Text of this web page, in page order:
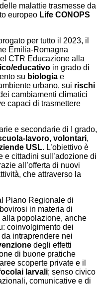
malattie trasmesse da
europeo Life CONOPS
per tutto il 2023, il
Emilia-Romagna
CTR Educazione alla
educativo in grado di
su biologia e
urbano, sui rischi
cambiamenti climatici
capaci di trasmettere
e secondarie di I grado,
lavoro, volontari,
USL. L’obiettivo è
e cittadini sull’adozione di
all’offerta di nuovi
che attraverso la
Piano Regionale di
in materia di
popolazione, anche
coinvolgimento dei
da intraprendere nei
degli effetti
di buone pratiche
scoperte private e il
larvali; senso civico
comunicative e di